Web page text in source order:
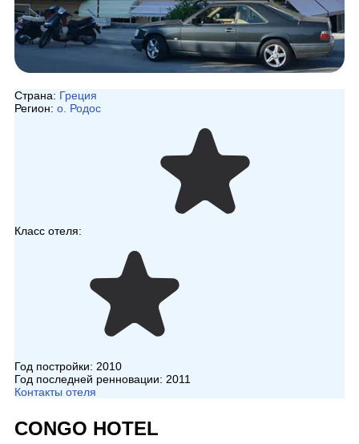
Страна: Греция
Регион: о. Родос
Класс отеля:
Год постройки: 2010
Год последней ренновации: 2011
Контакты отеля
CONGO HOTEL